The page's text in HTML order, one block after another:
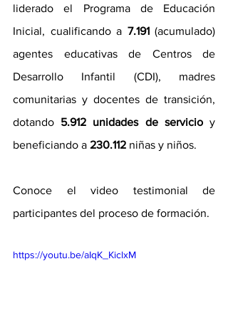
liderado el Programa de Educación
Inicial, cualificando a 7.191 (acumulado)
agentes educativas de Centros de
Desarrollo Infantil (CDI), madres
comunitarias y docentes de transición,
dotando 5.912 unidades de servicio y
beneficiando a 230.112 niñas y niños.
Conoce el video testimonial de
participantes del proceso de formación.
https://youtu.be/aIqK_KiclxM